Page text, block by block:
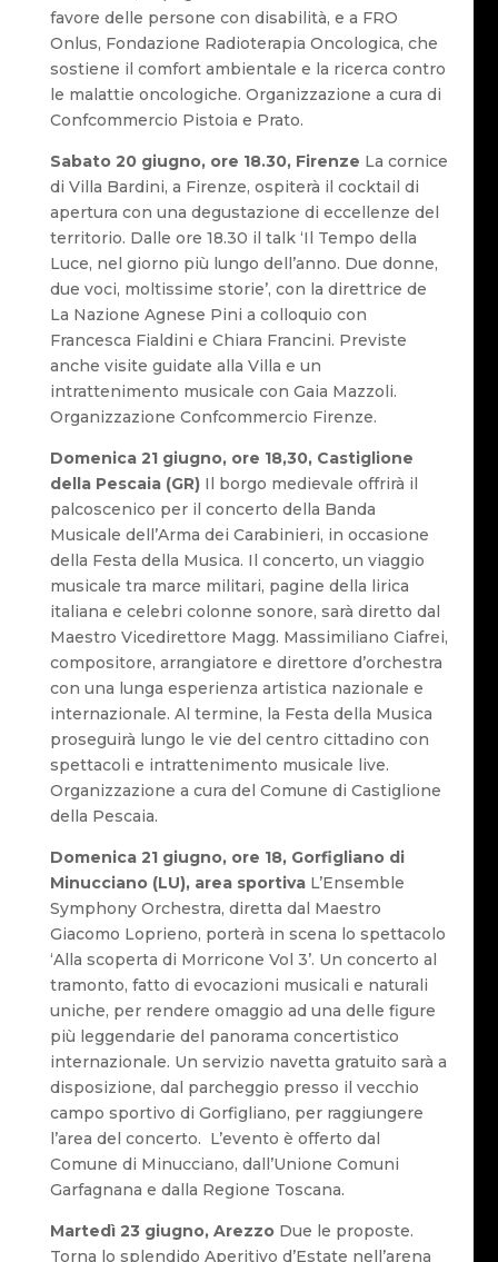
favore delle persone con disabilità, e a FRO
Onlus, Fondazione Radioterapia Oncologica, che
sostiene il comfort ambientale e la ricerca contro
le malattie oncologiche. Organizzazione a cura di
Confcommercio Pistoia e Prato.
Sabato 20 giugno, ore 18.30, Firenze La cornice
di Villa Bardini, a Firenze, ospiterà il cocktail di
apertura con una degustazione di eccellenze del
territorio. Dalle ore 18.30 il talk ‘Il Tempo della
Luce, nel giorno più lungo dell’anno. Due donne,
due voci, moltissime storie’, con la direttrice de
La Nazione Agnese Pini a colloquio con
Francesca Fialdini e Chiara Francini. Previste
anche visite guidate alla Villa e un
intrattenimento musicale con Gaia Mazzoli.
Organizzazione Confcommercio Firenze.
Domenica 21 giugno, ore 18,30, Castiglione
della Pescaia (GR) Il borgo medievale offrirà il
palcoscenico per il concerto della Banda
Musicale dell’Arma dei Carabinieri, in occasione
della Festa della Musica. Il concerto, un viaggio
musicale tra marce militari, pagine della lirica
italiana e celebri colonne sonore, sarà diretto dal
Maestro Vicedirettore Magg. Massimiliano Ciafrei,
compositore, arrangiatore e direttore d’orchestra
con una lunga esperienza artistica nazionale e
internazionale. Al termine, la Festa della Musica
proseguirà lungo le vie del centro cittadino con
spettacoli e intrattenimento musicale live.
Organizzazione a cura del Comune di Castiglione
della Pescaia.
Domenica 21 giugno, ore 18, Gorfigliano di
Minucciano (LU), area sportiva L’Ensemble
Symphony Orchestra, diretta dal Maestro
Giacomo Loprieno, porterà in scena lo spettacolo
‘Alla scoperta di Morricone Vol 3’. Un concerto al
tramonto, fatto di evocazioni musicali e naturali
uniche, per rendere omaggio ad una delle figure
più leggendarie del panorama concertistico
internazionale. Un servizio navetta gratuito sarà a
disposizione, dal parcheggio presso il vecchio
campo sportivo di Gorfigliano, per raggiungere
l’area del concerto. L’evento è offerto dal
Comune di Minucciano, dall’Unione Comuni
Garfagnana e dalla Regione Toscana.
Martedì 23 giugno, Arezzo Due le proposte.
Torna lo splendido Aperitivo d’Estate nell’arena